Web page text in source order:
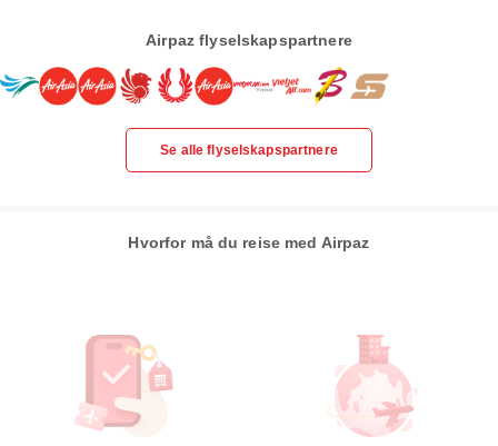
Airpaz flyselskapspartnere
Se alle flyselskapspartnere
Hvorfor må du reise med Airpaz